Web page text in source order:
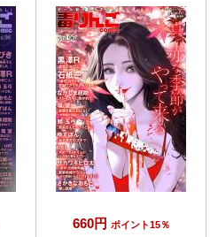
660円 ポイント15％